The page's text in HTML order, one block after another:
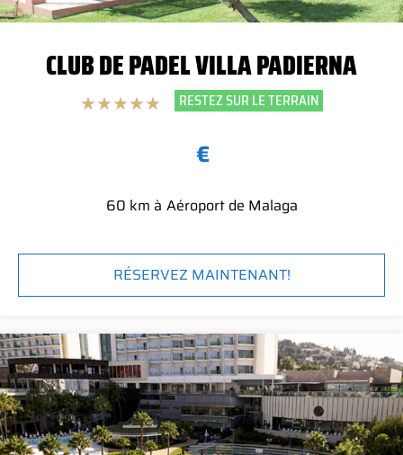
CLUB DE PADEL VILLA PADIERNA
★★★★★ RESTEZ SUR LE TERRAIN
€
60 km à Aéroport de Malaga
RÉSERVEZ MAINTENANT!